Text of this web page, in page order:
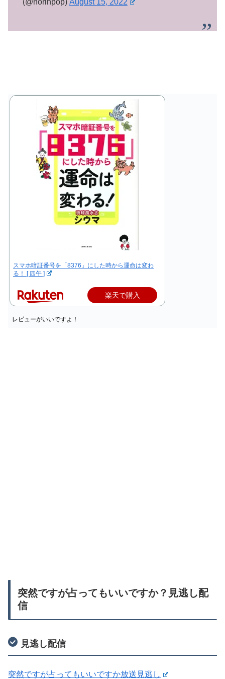
スマホ暗証番号を「8376」にした時から運命は変わ
る！ [ 四午 ]
楽天で購入
レビューがいいですよ！
突然ですが占ってもいいですか？見逃し配
信
見逃し配信
突然ですが占ってもいいですか放送見逃し